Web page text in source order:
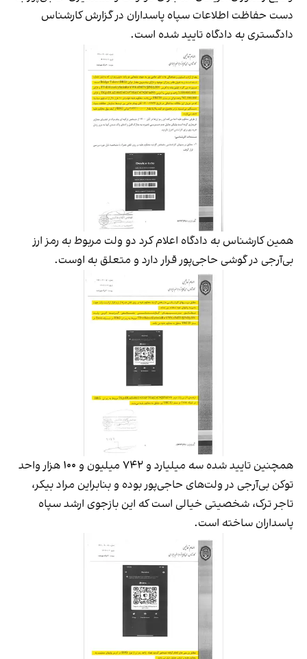
دست حفاظت اطلاعات سپاه پاسداران در گزارش کارشناس
دادگستری به دادگاه تایید شده است.
همین کارشناس به دادگاه اعلام کرد دو ولت مربوط به رمز ارز
بی‌آرجی در گوشی حاجی‌پور قرار دارد و متعلق به اوست.
همچنین تایید شده سه میلیارد و ۷۴۲ میلیون و ۱۰۰ هزار واحد
توکن بی‌آرجی در ولت‌های حاجی‌پور بوده و بنابراین مراد بیکر،
تاجر ترک، شخصیتی خیالی است که این بازجوی ارشد سپاه
پاسداران ساخته است.